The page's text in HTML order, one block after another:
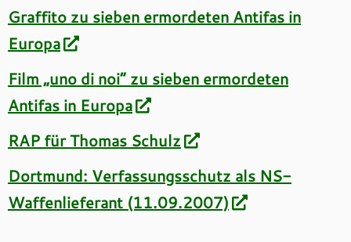
Graffito zu sieben ermordeten Antifas in
Europa
Film „uno di noi“ zu sieben ermordeten
Antifas in Europa
RAP für Thomas Schulz
Dortmund: Verfassungsschutz als NS-
Waffenlieferant (11.09.2007)